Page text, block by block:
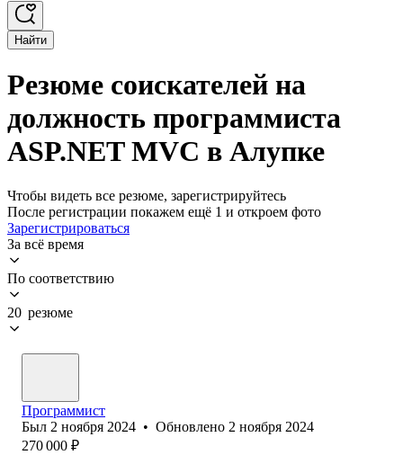
Найти
Резюме соискателей на
должность программиста
ASP.NET MVC в Алупке
Чтобы видеть все резюме, зарегистрируйтесь
После регистрации покажем ещё 1 и откроем фото
Зарегистрироваться
За всё время
По соответствию
20 резюме
Программист
Был 2 ноября 2024 • Обновлено 2 ноября 2024
270 000 ₽